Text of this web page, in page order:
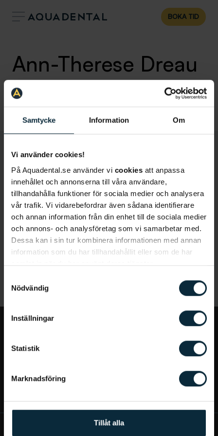
Samtycke Information Om
Vi använder cookies!
På Aquadental.se använder vi cookies att anpassa
innehållet och annonserna till våra användare,
tillhandahålla funktioner för sociala medier och analysera
vår trafik. Vi vidarebefordrar även sådana identifierare
och annan information från din enhet till de sociala medier
och annons- och analysföretag som vi samarbetar med.
Dessa kan i sin tur kombinera informationen med annan
information som du har tillhandahållit eller som de har
samlat in när du har använt deras tjänster.
Nödvändig
Inställningar
Statistik
Marknadsföring
Tillåt alla
BOKA TID
Ann-Therese Dreau
Tandsköterska
Klinik: